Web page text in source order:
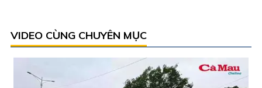
VIDEO CÙNG CHUYÊN MỤC